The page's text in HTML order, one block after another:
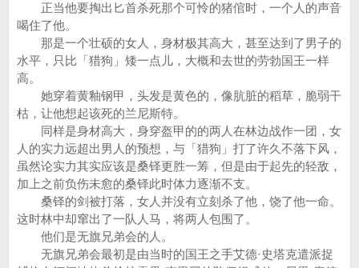
正当他要掏出匕首杀死那个可怜的猪倌时，一个人的声音
喝住了他。
那是一个壮硕的女人，身材极其高大，甚至达到了男子的
水平，只比「猎狗」矮一点儿，大概和去世的劳勃国王一样
高。
她穿着黄釉钢甲，头发是黄色的，像肮脏的稻草，脆弱干
枯，让他想起该死的兰尼斯特。
同样是身材高大，身穿盔甲的的两人在林边战作一团，女
人的实力远超出男人的预想，与「猎狗」打了许久不落下风，
虽然论实力其实应该是桑铎更胜一筹，但是由于起先的轻敌，
加上之前负伤未愈的桑铎此时体力逐渐不支。
桑铎的剑被打落，女人并没有立刻杀了他，饶了他一命。
这时林中却窜出了一队人马，将两人包围了。
他们是无旗兄弟会的人。
无旗兄弟会最初是由当时的国王之手艾德·史塔克遣派捉